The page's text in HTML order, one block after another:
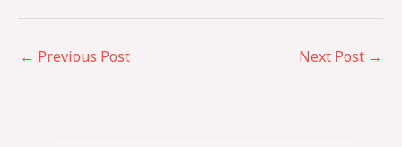
← Previous Post Next Post →